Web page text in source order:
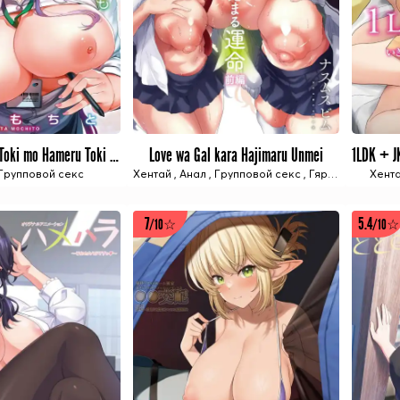
2 ИЗ 2 СЕРИЙ
Shikoyaka naru Toki mo Hameru Toki mo
секс 2 ИЗ 2 СЕРИЙ
Love wa Gal kara Hajimaru Unmei
Хентай , Анал , Групповой секс , Гяру , Милф,
7/10☆ 5.4/10☆